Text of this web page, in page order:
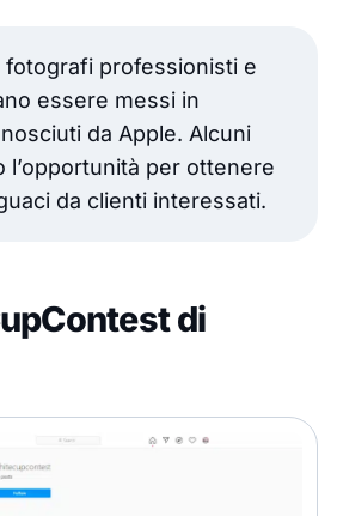
fotografi professionisti e
essere messi in
da Apple. Alcuni
l’opportunità per ottenere
da clienti interessati.
di